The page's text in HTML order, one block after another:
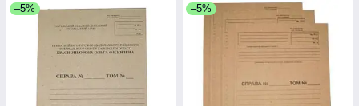
–5% –5%